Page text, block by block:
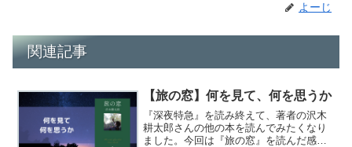
よーじ
関連記事
【旅の窓】何を見て、何を思うか
『深夜特急』を読み終えて、著者の沢木
耕太郎さんの他の本を読んでみたくなり
ました。今回は『旅の窓』を読んだ感想